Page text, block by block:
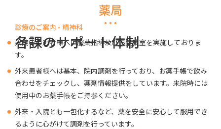
診療のご案内 - 精神科
各課のサポート体制
薬局
入院中の患者様へは服薬指導及びお薬教室を実施しておりま
す。
外来患者様へは基本、院内調剤を行っており、お薬手帳で飲み
合わせをチェックし、薬剤情報提供をしています。来院時には
使用中のお薬手帳をご持参ください。
外来・入院とも一包化するなど、薬を安全に安心して服用でき
るように心がけて調剤を行っています。